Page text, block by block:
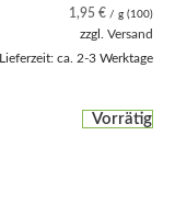
1,95 € / g (100)
zzgl. Versand
Lieferzeit: ca. 2-3 Werktage
Vorrätig